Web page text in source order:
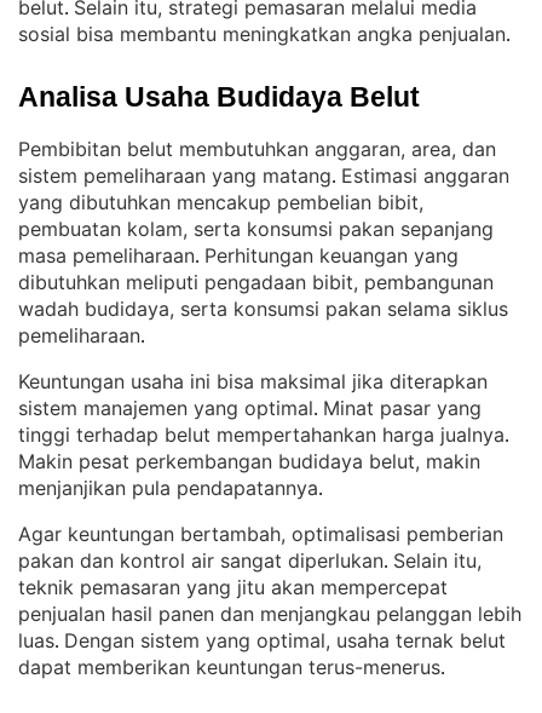
belut. Selain itu, strategi pemasaran melalui media
sosial bisa membantu meningkatkan angka penjualan.
Analisa Usaha Budidaya Belut
Pembibitan belut membutuhkan anggaran, area, dan
sistem pemeliharaan yang matang. Estimasi anggaran
yang dibutuhkan mencakup pembelian bibit,
pembuatan kolam, serta konsumsi pakan sepanjang
masa pemeliharaan. Perhitungan keuangan yang
dibutuhkan meliputi pengadaan bibit, pembangunan
wadah budidaya, serta konsumsi pakan selama siklus
pemeliharaan.
Keuntungan usaha ini bisa maksimal jika diterapkan
sistem manajemen yang optimal. Minat pasar yang
tinggi terhadap belut mempertahankan harga jualnya
Makin pesat perkembangan budidaya belut, makin
menjanjikan pula pendapatannya.
Agar keuntungan bertambah, optimalisasi pemberian
pakan dan kontrol air sangat diperlukan. Selain itu,
teknik pemasaran yang jitu akan mempercepat
penjualan hasil panen dan menjangkau pelanggan lebih
luas. Dengan sistem yang optimal, usaha ternak belut
dapat memberikan keuntungan terus-menerus.